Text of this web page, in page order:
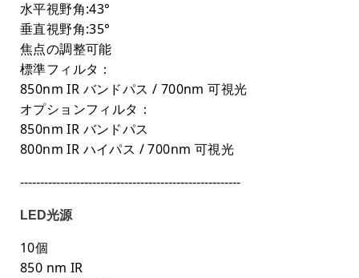
水平視野角:43°
垂直視野角:35°
焦点の調整可能
標準フィルタ：
850nm IR バンドパス / 700nm 可視光
オプションフィルタ：
850nm IR バンドパス
800nm IR ハイパス / 700nm 可視光
-------------------------------------------------------
LED光源
10個
850 nm IR